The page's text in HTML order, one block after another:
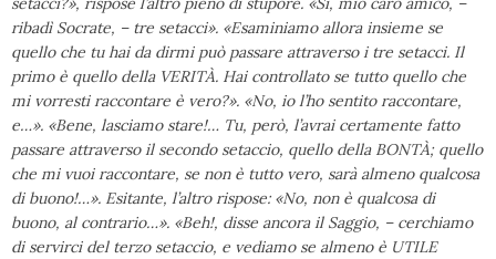
ribadì Socrate, – tre setacci». «Esaminiamo allora insieme se
quello che tu hai da dirmi può passare attraverso i tre setacci. Il
primo è quello della VERITÀ. Hai controllato se tutto quello che
mi vorresti raccontare è vero?». «No, io l’ho sentito raccontare,
e…». «Bene, lasciamo stare!… Tu, però, l’avrai certamente fatto
passare attraverso il secondo setaccio, quello della BONTÀ; quello
che mi vuoi raccontare, se non è tutto vero, sarà almeno qualcosa
di buono!…». Esitante, l’altro rispose: «No, non è qualcosa di
buono, al contrario…». «Beh!, disse ancora il Saggio, – cerchiamo
di servirci del terzo setaccio, e vediamo se almeno è UTILE